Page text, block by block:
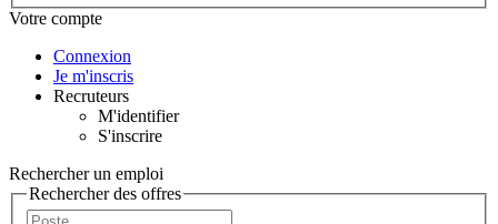
Votre compte
Connexion
Je m'inscris
Recruteurs
M'identifier
S'inscrire
Rechercher un emploi
Rechercher des offres